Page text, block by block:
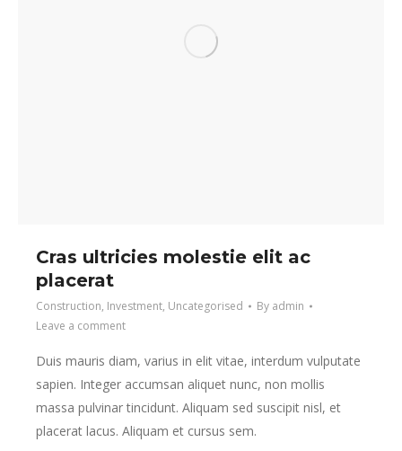
Cras ultricies molestie elit ac
placerat
Construction, Investment, Uncategorised By admin
Leave a comment
Duis mauris diam, varius in elit vitae, interdum vulputate
sapien. Integer accumsan aliquet nunc, non mollis
massa pulvinar tincidunt. Aliquam sed suscipit nisl, et
placerat lacus. Aliquam et cursus sem.